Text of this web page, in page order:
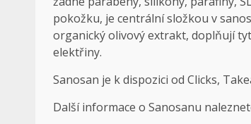
pokožku, je centrální složkou v
organický olivový extrakt, doplňují
elektřiny.
Sanosan je k dispozici od Clicks,
Další informace o Sanosanu